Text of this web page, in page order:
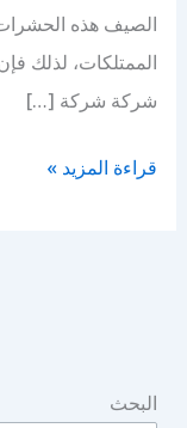
الصيف هذه
الممتلكات، لذلك
شركة شركة […]
افضل
قراءة المزيد »
البحث